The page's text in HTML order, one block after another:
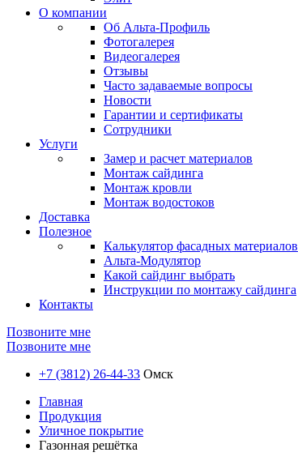
О компании
Об Альта-Профиль
Фотогалерея
Видеогалерея
Отзывы
Часто задаваемые вопросы
Новости
Гарантии и сертификаты
Сотрудники
Услуги
Замер и расчет материалов
Монтаж сайдинга
Монтаж кровли
Монтаж водостоков
Доставка
Полезное
Калькулятор фасадных материалов
Альта-Модулятор
Какой сайдинг выбрать
Инструкции по монтажу сайдинга
Контакты
Позвоните мне
Позвоните мне
+7 (3812) 26-44-33 Омск
Главная
Продукция
Уличное покрытие
Газонная решётка